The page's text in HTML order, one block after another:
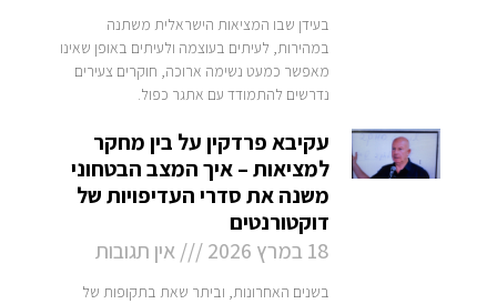
בעידן שבו המציאות הישראלית משתנה
במהירות, לעיתים בעוצמה ולעיתים באופן שאינו
מאפשר כמעט נשימה ארוכה, חוקרים צעירים
נדרשים להתמודד עם אתגר כפול.
עקיבא פרדקין על בין מחקר
למציאות – איך המצב הבטחוני
משנה את סדרי העדיפויות של
דוקטורנטים
18 במרץ 2026
אין תגובות
בשנים האחרונות, וביתר שאת בתקופות של